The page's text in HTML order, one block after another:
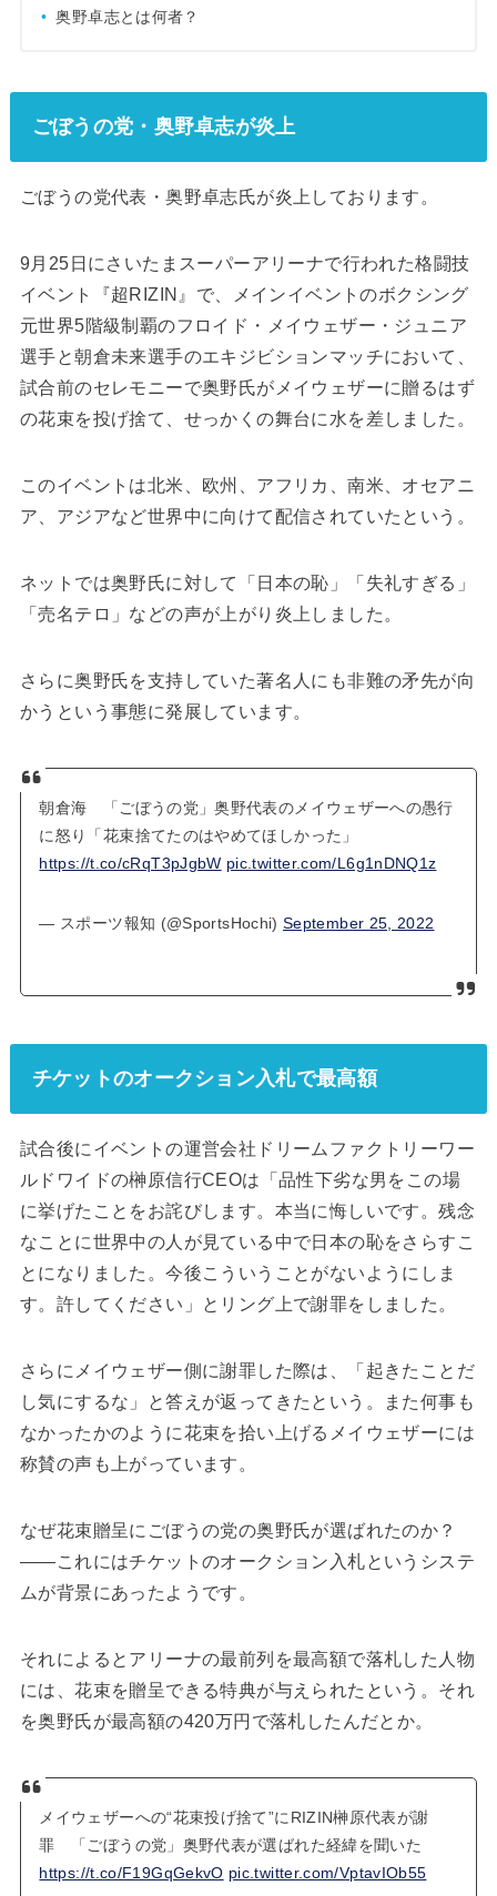
奥野卓志とは何者？
ごぼうの党・奥野卓志が炎上
ごぼうの党代表・奥野卓志氏が炎上しております。
9月25日にさいたまスーパーアリーナで行われた格闘技
イベント『超RIZIN』で、メインイベントのボクシング
元世界5階級制覇のフロイド・メイウェザー・ジュニア
選手と朝倉未来選手のエキジビションマッチにおいて、
試合前のセレモニーで奥野氏がメイウェザーに贈るはず
の花束を投げ捨て、せっかくの舞台に水を差しました。
このイベントは北米、欧州、アフリカ、南米、オセアニ
ア、アジアなど世界中に向けて配信されていたという。
ネットでは奥野氏に対して「日本の恥」「失礼すぎる」
「売名テロ」などの声が上がり炎上しました。
さらに奥野氏を支持していた著名人にも非難の矛先が向
かうという事態に発展しています。
朝倉海 「ごぼうの党」奥野代表のメイウェザーへの愚行
に怒り「花束捨てたのはやめてほしかった」
https://t.co/cRqT3pJgbW pic.twitter.com/L6g1nDNQ1z
— スポーツ報知 (@SportsHochi)September 25, 2022
チケットのオークション入札で最高額
試合後にイベントの運営会社ドリームファクトリーワー
ルドワイドの榊原信行CEOは「品性下劣な男をこの場
に挙げたことをお詫びします。本当に悔しいです。残念
なことに世界中の人が見ている中で日本の恥をさらすこ
とになりました。今後こういうことがないようにしま
す。許してください」とリング上で謝罪をしました。
さらにメイウェザー側に謝罪した際は、「起きたことだ
し気にするな」と答えが返ってきたという。また何事も
なかったかのように花束を拾い上げるメイウェザーには
称賛の声も上がっています。
なぜ花束贈呈にごぼうの党の奥野氏が選ばれたのか？
――これにはチケットのオークション入札というシステ
ムが背景にあったようです。
それによるとアリーナの最前列を最高額で落札した人物
には、花束を贈呈できる特典が与えられたという。それ
を奥野氏が最高額の420万円で落札したんだとか。
メイウェザーへの“花束投げ捨て”にRIZIN榊原代表が謝
罪 「ごぼうの党」奥野代表が選ばれた経緯を聞いた
https://t.co/F19GqGekvO pic.twitter.com/VptavIOb55